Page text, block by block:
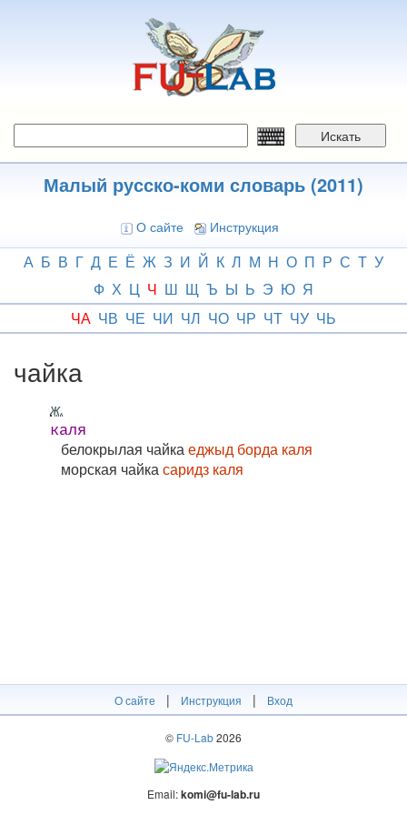
Искать
Малый русско-коми словарь (2011)
О сайте Инструкция
А Б В Г Д Е Ё Ж З И Й К Л М Н О П Р С Т У
Ф Х Ц Ч Ш Щ Ъ Ы Ь Э Ю Я
ЧА ЧВ ЧЕ ЧИ ЧЛ ЧО ЧР ЧТ ЧУ ЧЬ
чайка
ж.
каля
белокрылая чайкаеджыд борда каля
морская чайкасаридз каля
О сайте | Инструкция | Вход
© FU-Lab2026
Email:komi@fu-lab.ru